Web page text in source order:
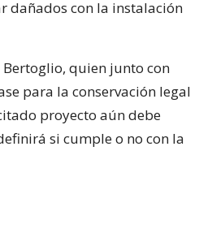
dañados con la instalación
quien junto con
para la conservación legal
proyecto aún debe
si cumple o no con la